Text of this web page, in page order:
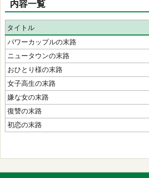
内容一覧
タイトル
パワーカップルの末路
ニュータウンの末路
おひとり様の末路
女子高生の末路
嫌な女の末路
復讐の末路
初恋の末路